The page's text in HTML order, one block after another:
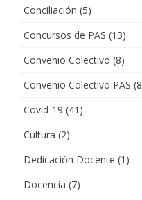
Conciliación (5)
Concursos de PAS (13)
Convenio Colectivo (8)
Convenio Colectivo PAS
Covid-19 (41)
Cultura (2)
Dedicación Docente (1)
Docencia (7)